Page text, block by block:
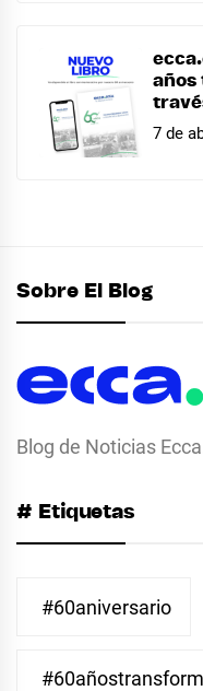
años
7 de
Sobre El Blog
Blog de Noticias
# Etiquetas
#60aniversario